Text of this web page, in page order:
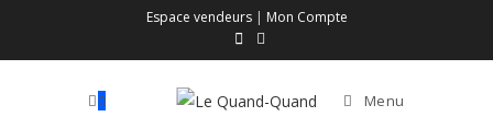
Espace vendeurs| Mon Compte
0 Menu